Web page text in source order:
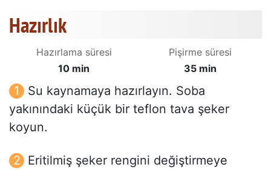
Hazırlık
Hazırlama süresi
10 min
Pişirme süresi
35 min
Su kaynamaya hazırlayın. Soba
yakınındaki küçük bir teflon tava şeker
koyun.
Eritilmiş şeker rengini değiştirmeye